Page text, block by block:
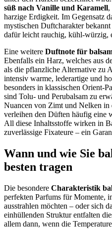
süß nach Vanille und Karamell,
harzige Erdigkeit. Im Gegensatz
mystischen Duftcharakter
dafür leicht rauchig, kühl-würzig,
Eine weitere Duftnote für
Ebenfalls ein Harz, welches aus
als die pflanzliche Alternative zu
intensiv warme, lederartige und
besonders in klassischen Orient-
sind Tolu- und Perubalsam zu
Nuancen von Zimt und Nelken
verleihen den Düften häufig eine
All diese Inhaltsstoffe wirken in
zuverlässige Fixateure – ein
Wann und wie Sie
besten tragen
Die besondere Charakteristik
perfekten Parfums für Momente,
ausstrahlen möchten – oder sich
einhüllenden Struktur entfalten
allem dann, wenn die